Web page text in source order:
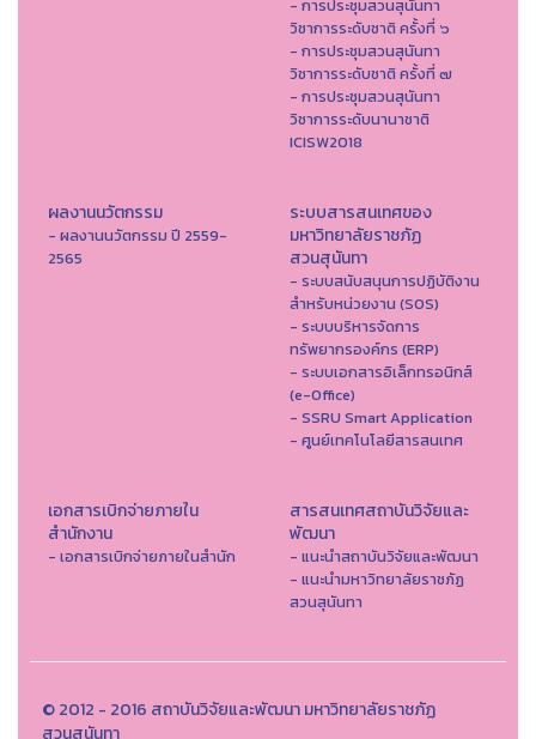
- การประชุมสวนสุนันทา
วิชาการระดับชาติ ครั้งที่ ๖
- การประชุมสวนสุนันทา
วิชาการระดับชาติ ครั้งที่ ๗
- การประชุมสวนสุนันทา
วิชาการระดับนานาชาติ
ICISW2018
ผลงานนวัตกรรม
- ผลงานนวัตกรรม ปี 2559-
2565
ระบบสารสนเทศของ
มหาวิทยาลัยราชภัฏ
สวนสุนันทา
- ระบบสนับสนุนการปฏิบัติงาน
สำหรับหน่วยงาน (SOS)
- ระบบบริหารจัดการ
ทรัพยากรองค์กร (ERP)
- ระบบเอกสารอิเล็กทรอนิกส์
(e-Office)
- SSRU Smart Application
- ศูนย์เทคโนโลยีสารสนเทศ
เอกสารเบิกจ่ายภายใน
สำนักงาน
- เอกสารเบิกจ่ายภายในสำนัก
สารสนเทศสถาบันวิจัยและ
พัฒนา
- แนะนำสถาบันวิจัยและพัฒนา
- แนะนำมหาวิทยาลัยราชภัฏ
สวนสุนันทา
© 2012 - 2016 สถาบันวิจัยและพัฒนา มหาวิทยาลัยราชภัฏ
สวนสุนันทา